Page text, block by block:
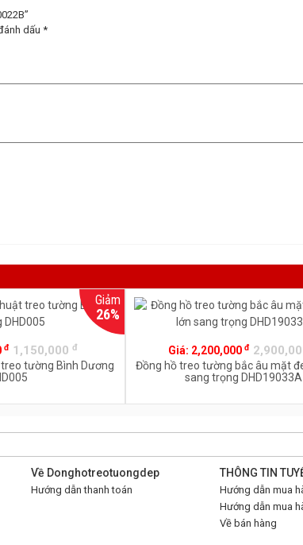
dấu *
Giảm
26%
đ 1,150,000 đ
tường Bình Dương
Giá: 2,200,000đ
Đồng hồ treo tường bắc âu mặt
sang trọng DHD19033A
Về Donghotreotuongdep
Hướng dẫn thanh toán
THÔNG TIN
Hướng dẫn mua
Hướng dẫn mua
Về bán hàng